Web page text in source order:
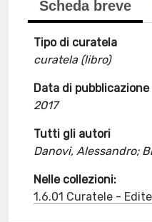
Scheda breve
Tipo di curatela
curatela (libro)
Data di pubblicazione
2017
Tutti gli autori
Danovi, Alessandro;
Nelle collezioni:
1.6.01 Curatele -